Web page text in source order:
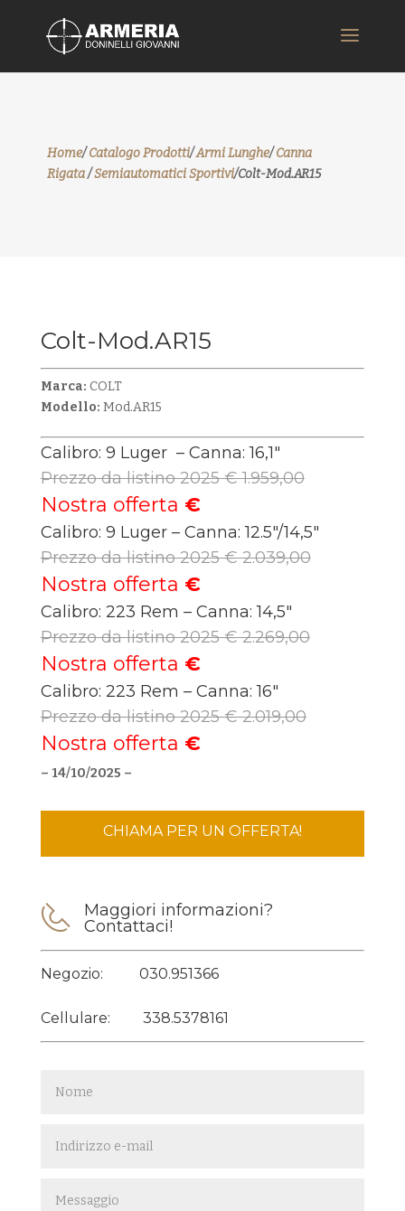
Home/Catalogo Prodotti/Armi Lunghe/ Canna
Rigata/Semiautomatici Sportivi/Colt-Mod.AR15
Colt-Mod.AR15
Marca: COLT
Modello: Mod.AR15
Calibro: 9 Luger – Canna: 16,1″
Prezzo da listino 2025 € 1.959,00
Nostra offerta €
Calibro: 9 Luger – Canna: 12.5″/14,5″
Prezzo da listino 2025 € 2.039,00
Nostra offerta €
Calibro: 223 Rem – Canna: 14,5″
Prezzo da listino 2025 € 2.269,00
Nostra offerta €
Calibro: 223 Rem – Canna: 16″
Prezzo da listino 2025 € 2.019,00
Nostra offerta €
– 14/10/2025 –
CHIAMA PER UN OFFERTA!
Maggiori informazioni?
Contattaci!
Negozio: 030.951366
Cellulare: 338.5378161